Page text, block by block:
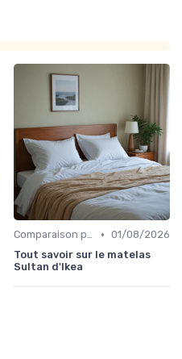
Comparaison par marque • 01/08/2026
Tout savoir sur le matelas
Sultan d'Ikea